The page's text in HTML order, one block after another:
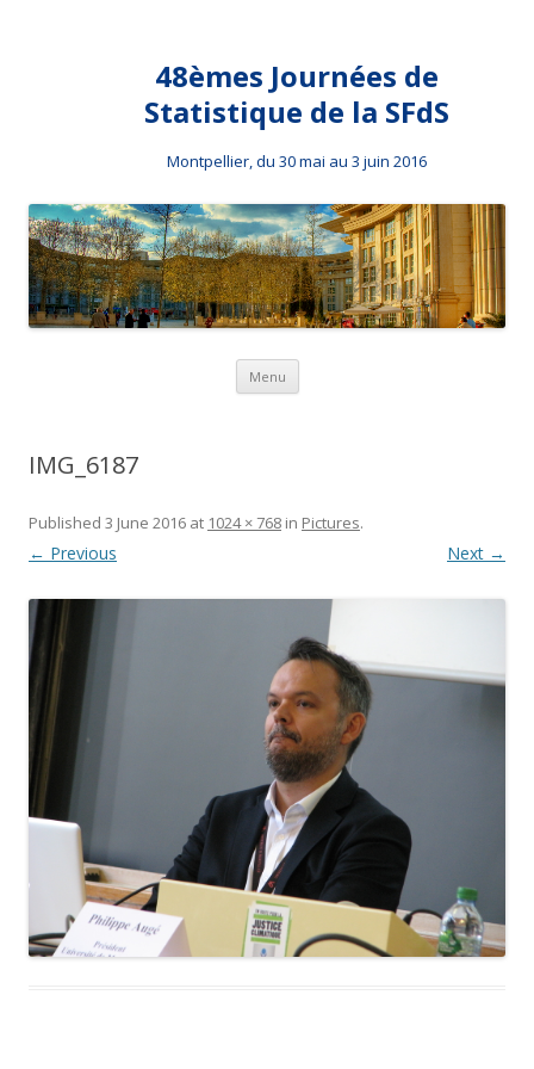
48èmes Journées de
Statistique de la SFdS
Montpellier, du 30 mai au 3 juin 2016
Menu Skip to content
IMG_6187
Published 3 June 2016 at 1024 × 768 in Pictures.
← Previous Next →